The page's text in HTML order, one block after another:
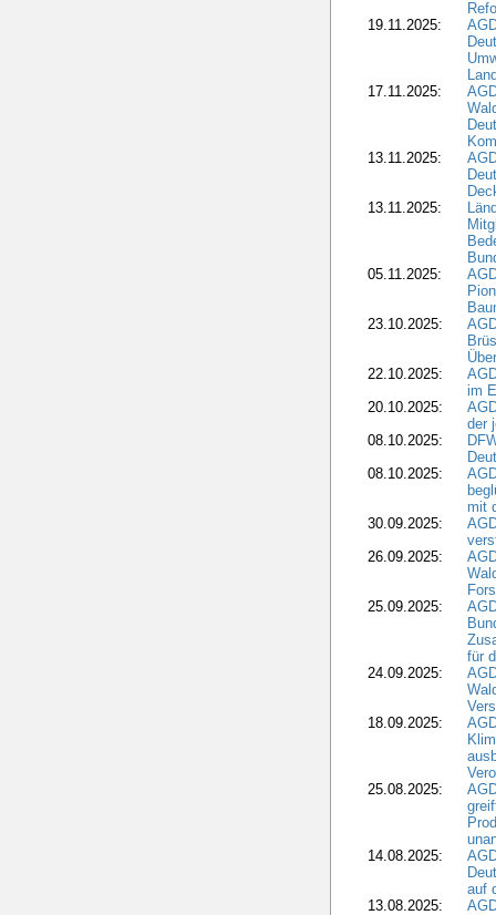
19.11.2025:
17.11.2025:
13.11.2025:
13.11.2025:
05.11.2025:
23.10.2025:
22.10.2025:
im
20.10.2025:
der
08.10.2025:
08.10.2025:
mit
30.09.2025:
26.09.2025:
25.09.2025:
für
24.09.2025:
18.09.2025:
25.08.2025:
14.08.2025:
auf
13.08.2025: